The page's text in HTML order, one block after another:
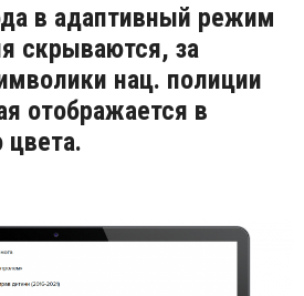
в адаптивный режим
скрываются, за
нац. полиции
отображается в
цвета.